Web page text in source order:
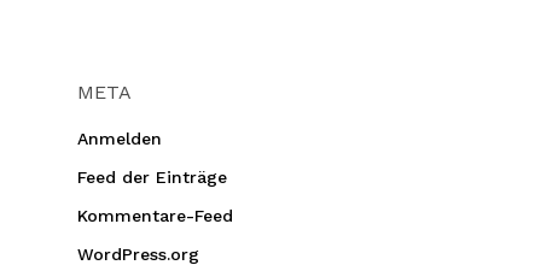
META
Anmelden
Feed der Einträge
Kommentare-Feed
WordPress.org